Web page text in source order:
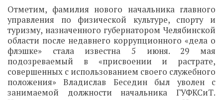
Отметим, фамилия нового начальника главного
управления по физической культуре, спорту и
туризму, назначенного губернатором Челябинской
области после недавнего коррупционного «дела о
флэшке» стала известна 5 июня. 29 мая
подозреваемый в «присвоении и растрате,
совершенных с использованием своего служебного
положения» Владислав Беседин был уволен с
занимаемой должности начальника ГУФКСиТ.